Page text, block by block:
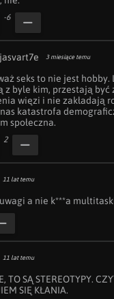
-6
3 miesiące temu
seks to nie jest hobby.
z byle kim, przestają być
więzi i nie zakładają
katastrofa
społeczna.
2
11 lat temu
a nie k***a
11 lat temu
TO SĄ STEREOTYPY.
SIĘ KŁANIA.